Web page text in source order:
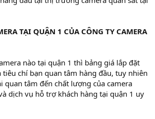
TẠI QUẬN 1 CỦA CÔNG TY CAMERA
nào tại quận 1 thì bảng giá lắp đặt
tiêu chí bạn quan tâm hàng đầu, tuy nhiên
quan tâm đến chất lượng của camera
dịch vụ hỗ trợ khách hàng tại quận 1 uy